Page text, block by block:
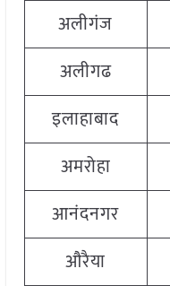
अलीगंज
अलीगढ
इलाहाबाद
अमरोहा
आनंदनगर
औरैया